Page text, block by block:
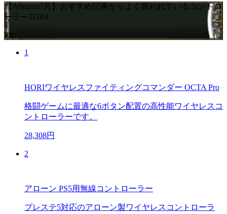
【Amazon7月】おすすめ記事からよく買われているコントロ
ーラーTOP4
PR
1
HORIワイヤレスファイティングコマンダー OCTA Pro
格闘ゲームに最適な6ボタン配置の高性能ワイヤレスコ
ントローラーです。
28,308円
2
アローン PS5用無線コントローラー
プレステ5対応のアローン製ワイヤレスコントローラ